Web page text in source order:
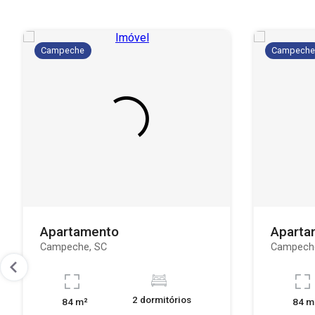
Campeche
Apartamento
Campeche, SC
84 m² 2 dormitórios
Campeche
84